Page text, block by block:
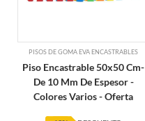
PISOS DE GOMA EVA ENCASTRABLES
Piso Encastrable 50x50 Cm-
De 10 Mm De Espesor -
Colores Varios - Oferta